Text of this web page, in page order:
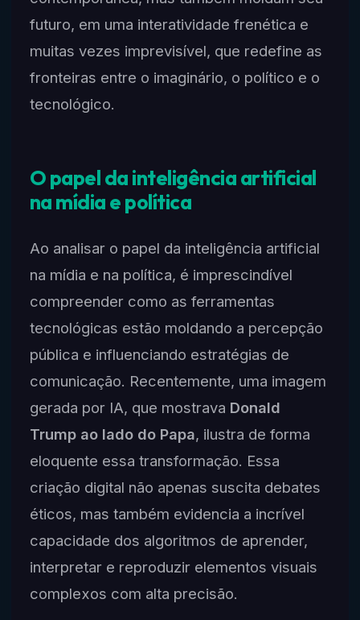
futuro, em uma interatividade frenética e
muitas vezes imprevisível, que redefine as
fronteiras entre o imaginário, o político e o
tecnológico.
O papel da inteligência artificial
na mídia e política
Ao analisar o papel da inteligência artificial
na mídia e na política, é imprescindível
compreender como as ferramentas
tecnológicas estão moldando a percepção
pública e influenciando estratégias de
comunicação. Recentemente, uma imagem
gerada por IA, que mostrava Donald
Trump ao lado do Papa, ilustra de forma
eloquente essa transformação. Essa
criação digital não apenas suscita debates
éticos, mas também evidencia a incrível
capacidade dos algoritmos de aprender,
interpretar e reproduzir elementos visuais
complexos com alta precisão.